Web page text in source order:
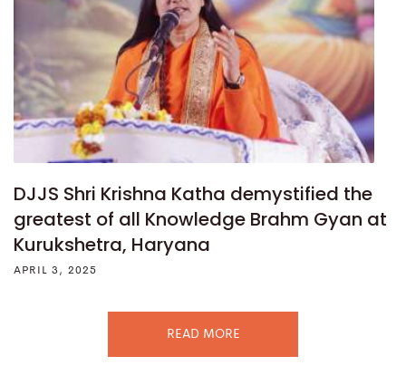
DJJS Shri Krishna Katha demystified the
greatest of all Knowledge Brahm Gyan at
Kurukshetra, Haryana
APRIL 3, 2025
READ MORE